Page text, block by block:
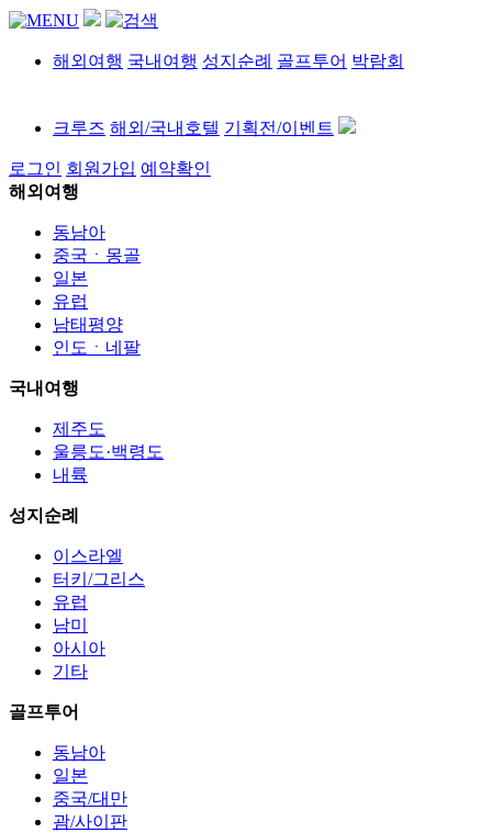
해외여행 국내여행 성지순례 골프투어 박람회
크루즈 해외/국내호텔 기획전/이벤트
로그인 회원가입 예약확인
해외여행
동남아
중국ㆍ몽골
일본
유럽
남태평양
인도ㆍ네팔
국내여행
제주도
울릉도·백령도
내륙
성지순례
이스라엘
터키/그리스
유럽
남미
아시아
기타
골프투어
동남아
일본
중국/대만
괌/사이판